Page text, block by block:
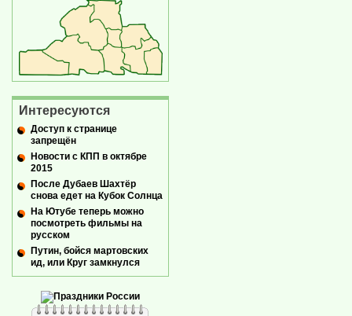
Интересуются
Доступ к странице
запрещён
Новости с КПП в октябре
2015
После Дубаев Шахтёр
снова едет на Кубок Солнца
На Ютубе теперь можно
посмотреть фильмы на
русском
Путин, бойся мартовских
ид, или Круг замкнулся